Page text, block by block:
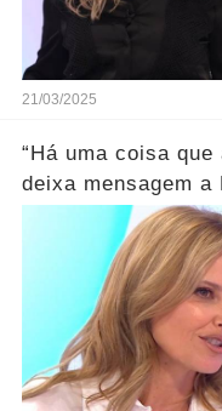
21/03/2025
“Há uma coisa
deixa mensagem a